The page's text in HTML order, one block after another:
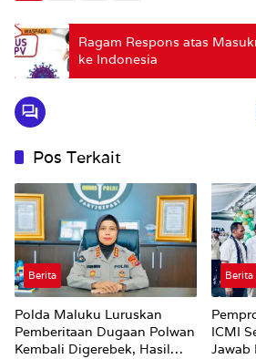
Ragam Respons atas
ke Indonesia
Pos Terkait
Berita
Polda Maluku Luruskan
Pemberitaan Dugaan Polwan
Kembali Digerebek, Hasil
Berita
ICMI
Jawab